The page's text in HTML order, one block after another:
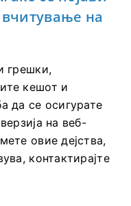
на
грешки,
кешот и
да се осигурате
на веб-
овие дејства,
контактирајте